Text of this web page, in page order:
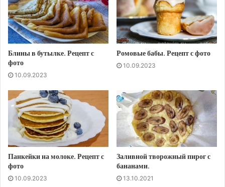
Блины в бутылке. Рецепт с
фото
10.09.2023
Ромовые бабы. Рецепт с фото
10.09.2023
Панкейки на молоке. Рецепт с
фото
10.09.2023
Заливной творожный пирог с
бананами.
13.10.2021